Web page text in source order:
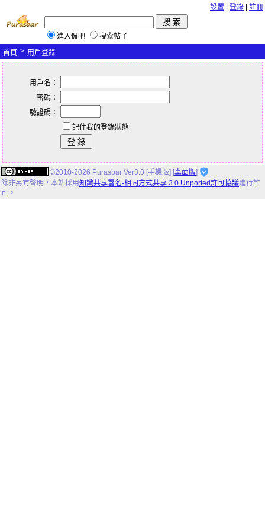
設置 登錄 註冊
進入侃吧
搜索帖子
首頁 > 用戶登錄
用戶名：
密碼：
驗證碼：
記住我的登錄狀態
©2010-2026 Purasbar Ver3.0 [手機版] [桌面版]
除非另有聲明， 本站採用知識共享署名-相同方式共享 3.0 Unported許可協議進行許
可。